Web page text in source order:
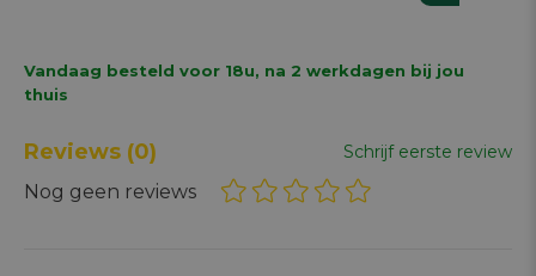
Vandaag besteld voor 18u, na 2 werkdagen bij jou
thuis
Reviews (0) Schrijf eerste review
Nog geen reviews